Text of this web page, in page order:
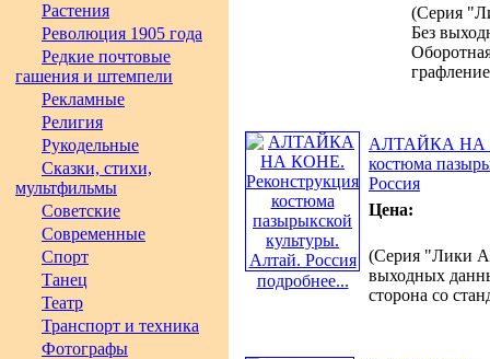
Растения
Революция 1905 года
Редкие почтовые
гашения и штемпели
Рекламные
Религия
Рукодельные
Сказки, стихи,
мультфильмы
Советские
Современные
Спорт
Танец
Театр
Транспорт и техника
Фотографы
(Серия
Без
подробнее...
АЛТАЙКА НА
костюма
Россия
Цена:
(Серия "Лики
выходных
сторона со